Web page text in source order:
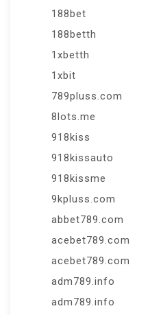
188bet
188betth
1xbetth
1xbit
789pluss.com
8lots.me
918kiss
918kissauto
918kissme
9kpluss.com
abbet789.com
acebet789.com
acebet789.com
adm789.info
adm789.info